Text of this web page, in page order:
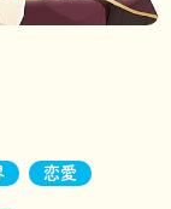
恋愛